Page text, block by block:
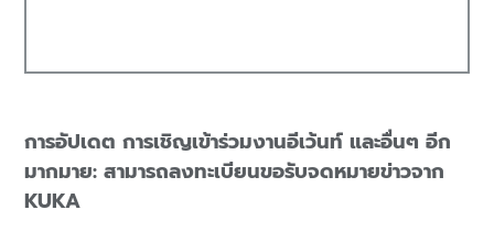
การอัปเดต การเชิญเข้าร่วมงานอีเว้นท์ และอื่นๆ อีก
มากมาย: สามารถลงทะเบียนขอรับจดหมายข่าวจาก
KUKA